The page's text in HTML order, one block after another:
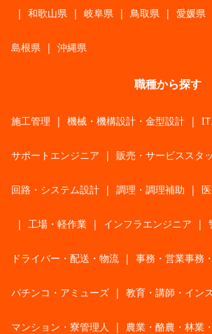
| 和歌山県 | 岐阜県 | 鳥取県 | 愛媛県
島根県 | 沖縄県
職種から探す
施工管理 | 機械・機構設計・金型設計 |
サポートエンジニア | 販売・サービススタ
回路・システム設計 | 調理・調理補助 |
| 工場・軽作業 | インフラエンジニア |
ドライバー・配送・物流 | 事務・営業事務
パチンコ・アミューズ | 教育・講師・イン
マンション・寮管理人 | 農業・酪農・林業